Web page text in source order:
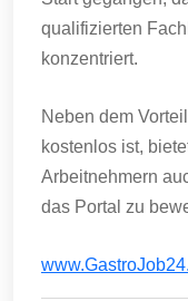
qualifizierten
konzentriert.
Neben dem
kostenlos ist,
Arbeitnehmern
das Portal zu